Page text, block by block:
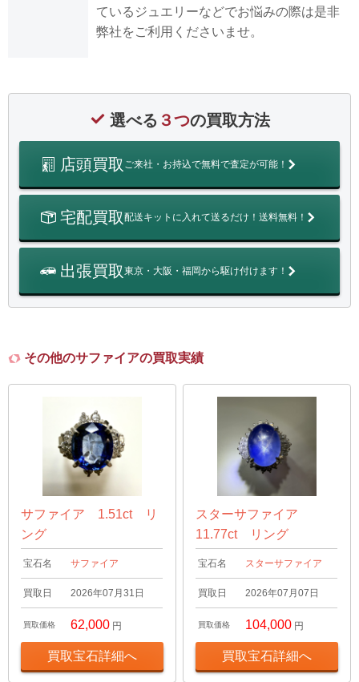
ているジュエリーなどでお悩みの際は是非
弊社をご利用くださいませ。
選べる ３つの買取方法
店頭買取 ご来社・お持込で無料で査定が可能！
宅配買取配送キットに入れて送るだけ！送料無料！
出張買取東京・大阪・福岡から駆け付けます！
その他のサファイアの買取実績
サファイア 1.51ct リ
ング
宝石名 サファイア
買取日 2026年07月31日
買取価格 62,000 円
買取宝石詳細へ
スターサファイア
11.77ct リング
宝石名 スターサファイア
買取日 2026年07月07日
買取価格 104,000 円
買取宝石詳細へ